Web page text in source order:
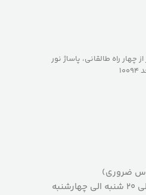
چهار راه طالقانی، پاساژ نور